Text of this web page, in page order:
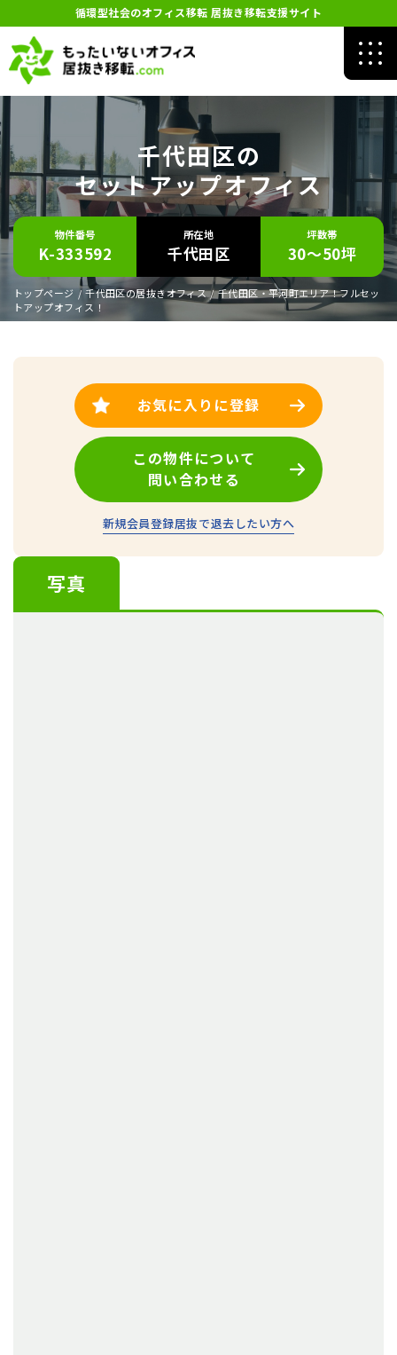
循環型社会のオフィス移転 居抜き移転支援サイト
千代田区の
セットアップオフィス
物件番号
K-333592
所在地
千代田区
坪数帯
30～50坪
トップページ / 千代田区の居抜きオフィス / 千代田区・平河町エリア！フルセッ
トアップオフィス！
写真
お気に入りに登録
この物件について
問い合わせる
新規会員登録居抜で退去したい方へ